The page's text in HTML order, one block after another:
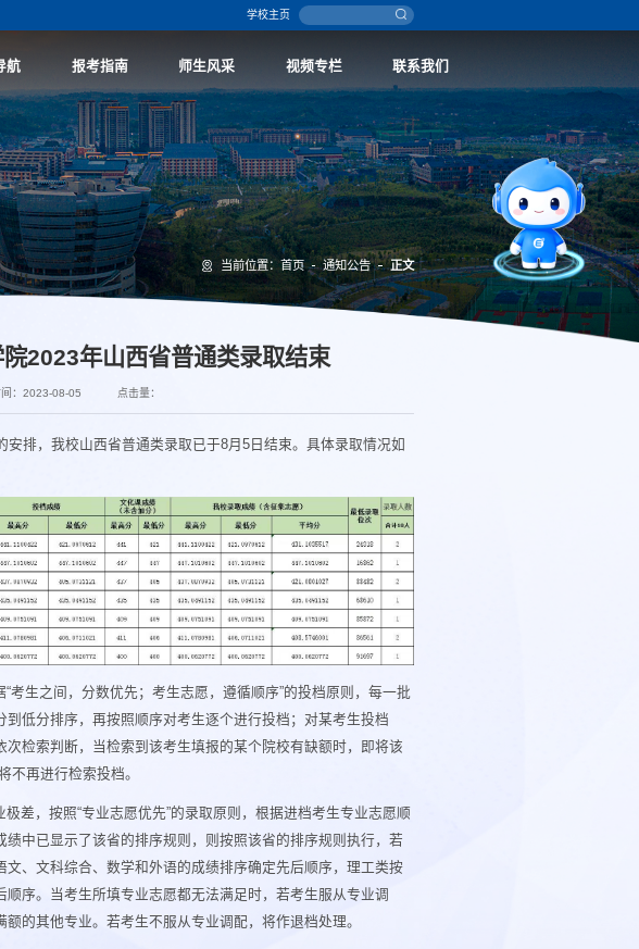
学校主页
航 报考指南 师生风采 视频专栏 联系我们
当前位置：首页 通知公告 正文
2023年山西省普通类录取结束
间：2023-08-05 点击量：
排，我校山西省普通类录取已于8月5日结束。具体录取情况如
考生之间，分数优先；考生志愿，遵循顺序”的投档原则，每一批
低分排序，再按照顺序对考生逐个进行投档；对某考生投档
检索判断，当检索到该考生填报的某个院校有缺额时，即将该
不再进行检索投档。
差，按照“专业志愿优先”的录取原则，根据进档考生专业志愿顺
中已显示了该省的排序规则，则按照该省的排序规则执行，若
、文科综合、数学和外语的成绩排序确定先后顺序，理工类按
序。当考生所填专业志愿都无法满足时，若考生服从专业调
的其他专业。若考生不服从专业调配，将作退档处理。
智能问答
留言板
报考指南